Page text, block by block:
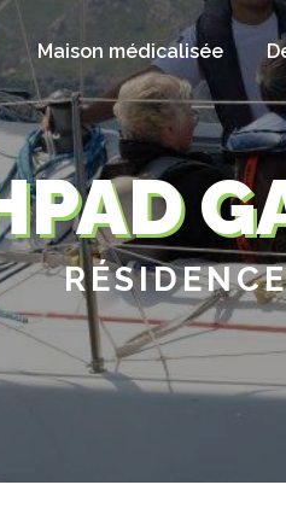
Maison médicalisée